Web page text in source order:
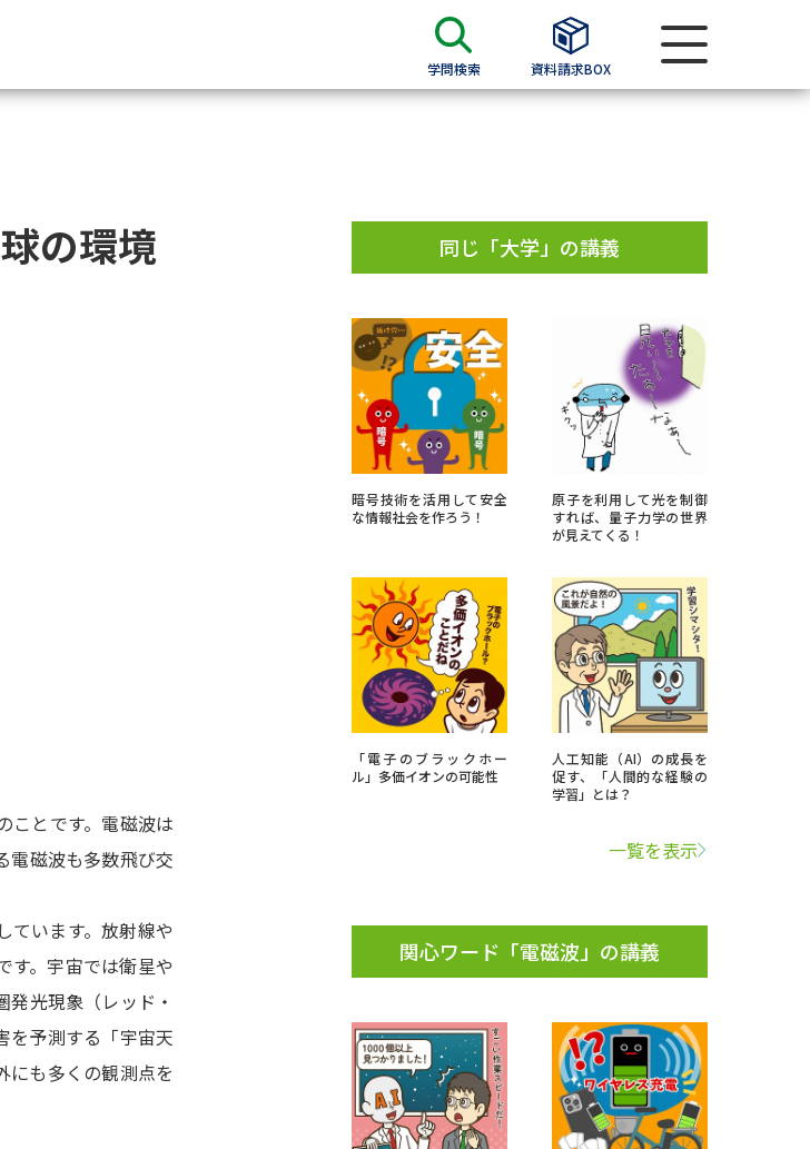
学問検索 資料請求BOX
大学・短大の資料種類から請求
大学パンフ
学部・学科パンフ
大学入学共通テスト利用選抜の募集要項＆願書
過去問題集
留学・進学関連、塾・予備校
高等学校卒業程度認定試験
小学校教員資格認定試験
大学検索
大学で学べる内容や特徴を調べる
新増設大学・学部・学科特集
進路の３択
新学年スタート号特集ページ（高3生用）
新学年スタート号特集ページ（高2生用）
SELFBRAND特集ページ
オープンキャンパスなどを調べる
実施プログラムから探す
の環境
ことです。電磁波は
電磁波も多数飛び交
ています。放射線や
す。宇宙では衛星や
光現象（レッド・
を予測する「宇宙天
にも多くの観測点を
同じ「大学」の講義
暗号技術を活用して安全
な情報社会を作ろう！
原子を利用して光を制御
すれば、量子力学の世界
が見えてくる！
「電子のブラックホー
ル」多価イオンの可能性
人工知能（AI）の成長を
促す、「人間的な経験の
学習」とは？
一覧を表示
関心ワード「電磁波」の講義